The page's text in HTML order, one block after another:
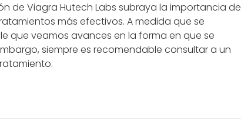
de Viagra Hutech Labs subraya la importancia de
más efectivos. A medida que se
que veamos avances en la forma en que se
siempre es recomendable consultar a un